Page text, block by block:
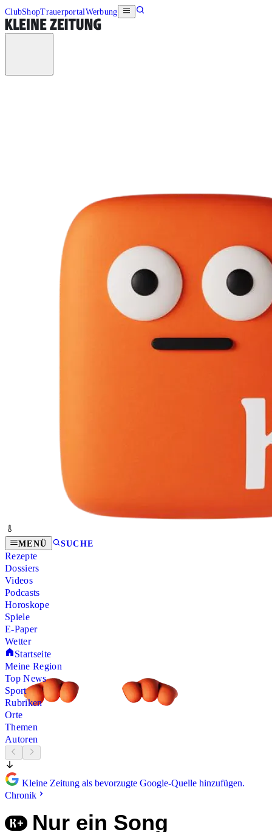
ClubShopTrauerportalWerbung
MENÜ SUCHE
Rezepte
Dossiers
Videos
Podcasts
Horoskope
Spiele
E-Paper
Wetter
Startseite
Meine Region
Top News
Sport
Rubriken
Orte
Themen
Autoren
Kleine Zeitung als bevorzugte Google-Quelle hinzufügen.
Chronik
Nur ein Song